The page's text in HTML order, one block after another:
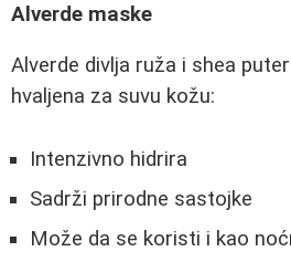
Alverde maske
Alverde divlja ruža i shea
hvaljena za suvu kožu:
Intenzivno hidrira
Sadrži prirodne sastojke
Može da se koristi i kao